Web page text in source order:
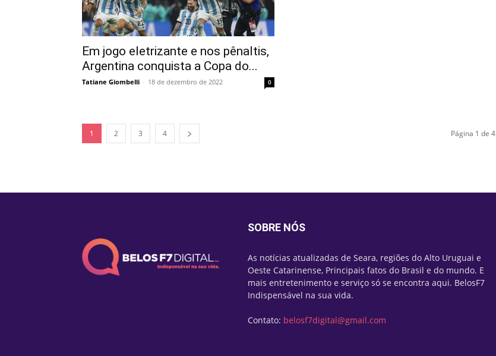
Em jogo eletrizante e nos pênaltis,
Argentina conquista a Copa do...
Tatiane Giombelli - 18 de dezembro de 2022 0
1 2 3 4 Página 1 de 4
SOBRE NÓS
As notícias atualizadas de Seara, regiões do Alto Uruguai e
Oeste Catarinense, Principais fatos do Brasil e do mundo. E
mais entretenimento e serviço só se encontra aqui. BelosF7
Indispensável na sua vida.
Contato: belosf7digital@gmail.com